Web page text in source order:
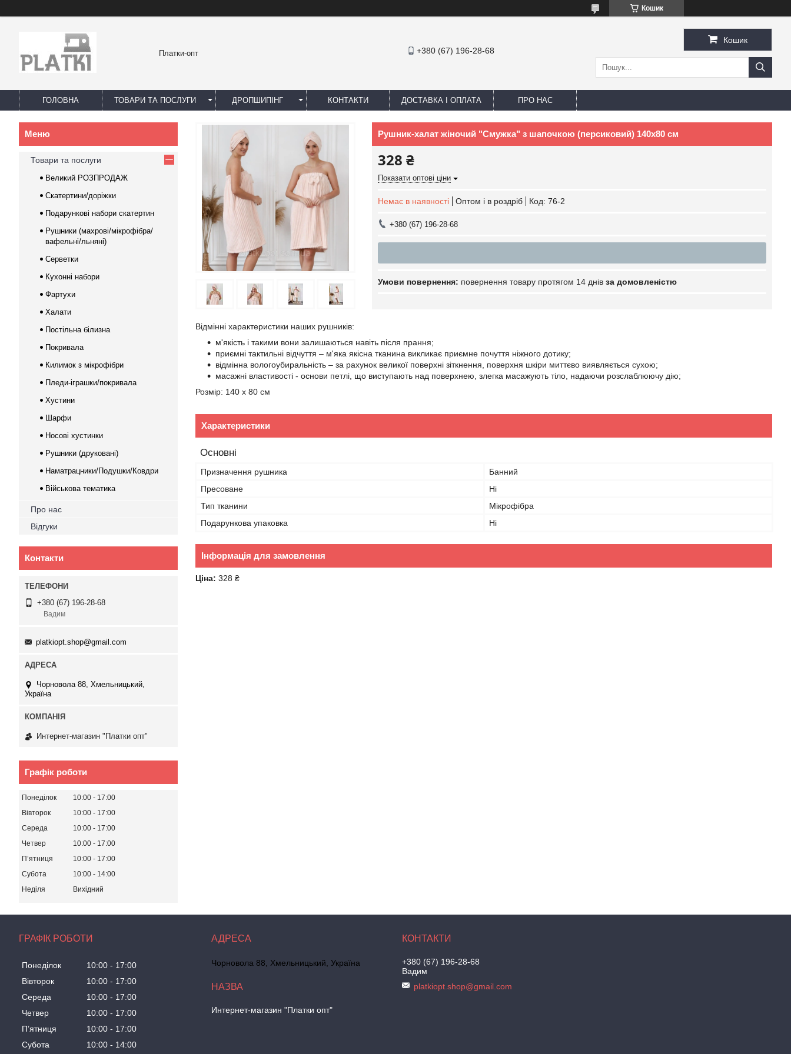
Кошик
Платки-опт +380 (67) 196-28-68
Кошик
ГОЛОВНА ТОВАРИ ТА ПОСЛУГИ ДРОПШИПІНГ КОНТАКТИ ДОСТАВКА І ОПЛАТА ПРО НАС
Рушник-халат жіночий "Смужка" з шапочкою (персиковий) 140х80 см
328 ₴
Показати оптові ціни
Немає в наявності Оптом і в роздріб Код: 76-2
+380 (67) 196-28-68
повернення товару протягом 14 днів за домовленістю
Відмінні характеристики наших рушників:
м'якість і такими вони залишаються навіть після прання;
приємні тактильні відчуття – м'яка якісна тканина викликає приємне почуття ніжного дотику;
відмінна вологоубиральність – за рахунок великої поверхні зіткнення, поверхня шкіри миттєво виявляється сухою;
масажні властивості - основи петлі, що виступають над поверхнею, злегка масажують тіло, надаючи розслаблюючу дію;
Розмір: 140 x 80 см
Характеристики
Основні
Призначення рушника
Банний
Пресоване
Ні
Тип тканини
Мікрофібра
Подарункова упаковка
Ні
Інформація для замовлення
Ціна: 328 ₴
Товари та послуги
Великий РОЗПРОДАЖ
Скатертини/доріжки
Подарункові набори скатертин
Рушники (махрові/мікрофібра/
вафельні/льняні)
Серветки
Кухонні набори
Фартухи
Халати
Постільна білизна
Покривала
Килимок з мікрофібри
Пледи-іграшки/покривала
Хустини
Шарфи
Носові хустинки
Рушники (друковані)
Наматрацники/Подушки/Ковдри
Військова тематика
Про нас
Відгуки
Контакти
+380 (67) 196-28-68
Вадим
platkiopt.shop@gmail.com
Чорновола 88, Хмельницький,
Україна
Интернет-магазин "Платки опт"
Графік роботи
Понеділок 10:00
17:00
Вівторок
10:00
17:00
Середа
10:00
17:00
Четвер
10:00
17:00
Пʼятниця
10:00
17:00
Субота
10:00
14:00
Неділя
Вихідний
ГРАФІК РОБОТИ
Понеділок 10:00
17:00
Вівторок
10:00
17:00
Середа
10:00
17:00
Четвер
10:00
17:00
Пʼятниця
10:00
17:00
Субота
10:00 14:00
Чорновола 88, Хмельницький, Україна
Интернет-магазин "Платки опт"
+380 (67) 196-28-68
Вадим
platkiopt.shop@gmail.com